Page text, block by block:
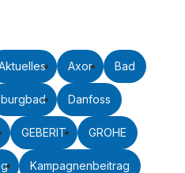
Axor Bad
burgbad Danfoss
GEBERIT GROHE
Kampagnenbeitrag